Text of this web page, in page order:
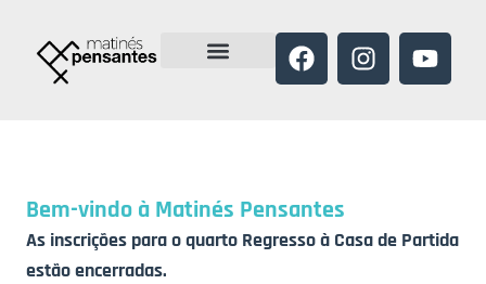
Bem-vindo à Matinés Pensantes
As inscrições para o quarto Regresso à Casa de Partida
estão encerradas.